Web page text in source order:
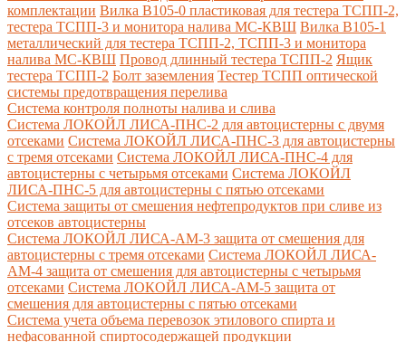
комплектации Вилка В105-0 пластиковая для тестера ТСПП-2,
тестера ТСПП-3 и монитора налива МС-КВШ Вилка В105-1
металлический для тестера ТСПП-2, ТСПП-3 и монитора
налива МС-КВШ Провод длинный тестера ТСПП-2 Ящик
тестера ТСПП-2 Болт заземления Тестер ТСПП оптической
системы предотвращения перелива
Cистема контроля полноты налива и слива
Система ЛОКОЙЛ ЛИСА-ПНС-2 для автоцистерны с двумя
отсеками Система ЛОКОЙЛ ЛИСА-ПНС-3 для автоцистерны
с тремя отсеками Система ЛОКОЙЛ ЛИСА-ПНС-4 для
автоцистерны с четырьмя отсеками Система ЛОКОЙЛ
ЛИСА-ПНС-5 для автоцистерны с пятью отсеками
Система защиты от смешения нефтепродуктов при сливе из
отсеков автоцистерны
Система ЛОКОЙЛ ЛИСА-AM-3 защита от смешения для
автоцистерны с тремя отсеками Система ЛОКОЙЛ ЛИСА-
AM-4 защита от смешения для автоцистерны с четырьмя
отсеками Система ЛОКОЙЛ ЛИСА-AM-5 защита от
смешения для автоцистерны с пятью отсеками
Система учета объема перевозок этилового спирта и
нефасованной спиртосодержащей продукции